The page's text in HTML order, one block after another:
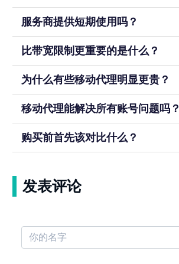
服务商提供短期使用吗？
比带宽限制更重要的是什么？
为什么有些移动代理明显更贵？
移动代理能解决所有账号问题吗？
购买前首先该对比什么？
发表评论